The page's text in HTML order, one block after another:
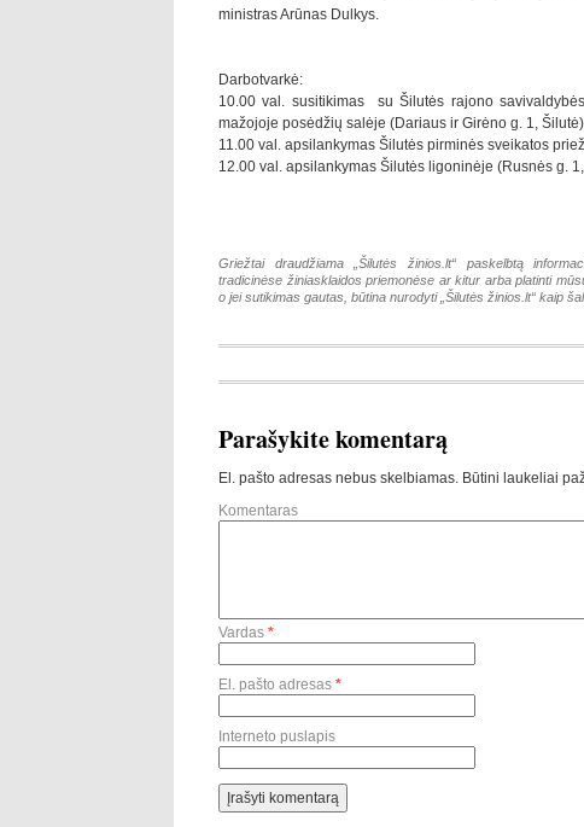
ministras Arūnas Dulkys.
Darbotvarkė:
10.00 val. susitikimas su Šilutės rajono
mažojoje posėdžių salėje (Dariaus ir Girėno g. 1,
11.00 val. apsilankymas Šilutės pirminės sveikatos
12.00 val. apsilankymas Šilutės ligoninėje (Rusnės g.
Griežtai draudžiama „Šilutės žinios.lt“ paskelbtą
tradicinėse žiniasklaidos priemonėse ar kitur arba platinti
o jei sutikimas gautas, būtina nurodyti „Šilutės žinios.lt“ kaip
Parašykite komentarą
El. pašto adresas nebus skelbiamas. Būtini laukeliai
Komentaras
Vardas *
El. pašto adresas *
Interneto puslapis